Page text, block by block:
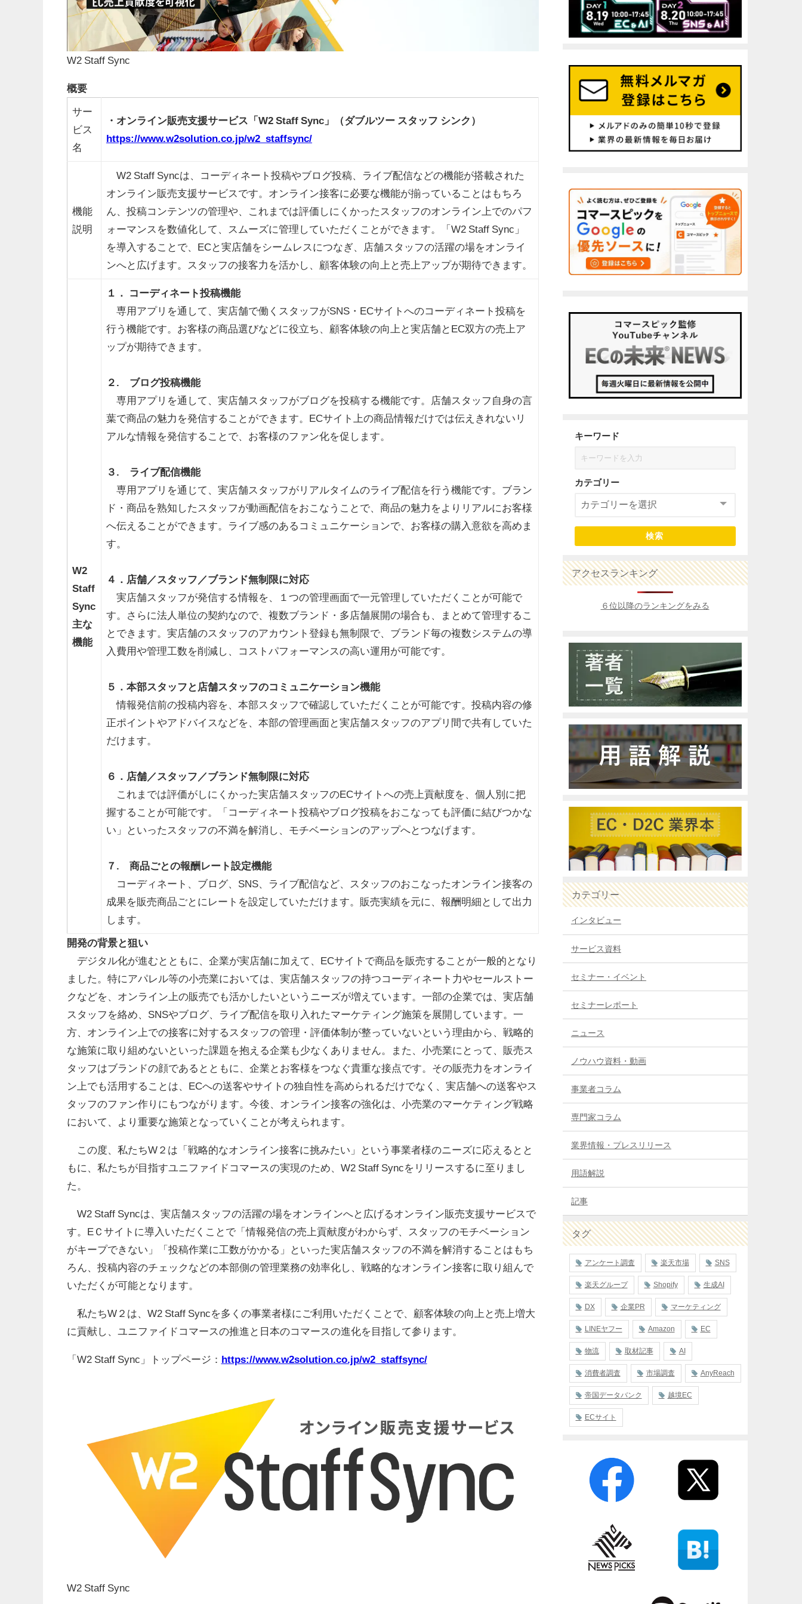
W2 Staff Sync
概要
サー
ビス
名
・オンライン販売支援サービス「W2 Staff Sync」（ダブルツー スタッフ シンク）
https://www.w2solution.co.jp/w2_staffsync/
機能
説明
W2 Staff Syncは、コーディネート投稿やブログ投稿、ライブ配信などの機能が搭載された
オンライン販売支援サービスです。オンライン接客に必要な機能が揃っていることはもちろ
ん、投稿コンテンツの管理や、これまでは評価しにくかったスタッフのオンライン上でのパフ
ォーマンスを数値化して、スムーズに管理していただくことができます。「W2 Staff Sync」
を導入することで、ECと実店舗をシームレスにつなぎ、店舗スタッフの活躍の場をオンライ
ンへと広げます。スタッフの接客力を活かし、顧客体験の向上と売上アップが期待できます。
W2
Staff
Sync
主な
機能
１． コーディネート投稿機能
専用アプリを通して、実店舗で働くスタッフがSNS・ECサイトへのコーディネート投稿を
行う機能です。お客様の商品選びなどに役立ち、顧客体験の向上と実店舗とEC双方の売上ア
ップが期待できます。
２. ブログ投稿機能
専用アプリを通して、実店舗スタッフがブログを投稿する機能です。店舗スタッフ自身の言
葉で商品の魅力を発信することができます。ECサイト上の商品情報だけでは伝えきれないリ
アルな情報を発信することで、お客様のファン化を促します。
３. ライブ配信機能
専用アプリを通じて、実店舗スタッフがリアルタイムのライブ配信を行う機能です。ブラン
ド・商品を熟知したスタッフが動画配信をおこなうことで、商品の魅力をよりリアルにお客様
へ伝えることができます。ライブ感のあるコミュニケーションで、お客様の購入意欲を高めま
す。
４．店舗／スタッフ／ブランド無制限に対応
実店舗スタッフが発信する情報を、１つの管理画面で一元管理していただくことが可能で
す。さらに法人単位の契約なので、複数ブランド・多店舗展開の場合も、まとめて管理するこ
とできます。実店舗のスタッフのアカウント登録も無制限で、ブランド毎の複数システムの導
入費用や管理工数を削減し、コストパフォーマンスの高い運用が可能です。
５．本部スタッフと店舗スタッフのコミュニケーション機能
情報発信前の投稿内容を、本部スタッフで確認していただくことが可能です。投稿内容の修
正ポイントやアドバイスなどを、本部の管理画面と実店舗スタッフのアプリ間で共有していた
だけます。
６．店舗／スタッフ／ブランド無制限に対応
これまでは評価がしにくかった実店舗スタッフのECサイトへの売上貢献度を、個人別に把
握することが可能です。「コーディネート投稿やブログ投稿をおこなっても評価に結びつかな
い」といったスタッフの不満を解消し、モチベーションのアップへとつなげます。
７. 商品ごとの報酬レート設定機能
コーディネート、ブログ、SNS、ライブ配信など、スタッフのおこなったオンライン接客の
成果を販売商品ごとにレートを設定していただけます。販売実績を元に、報酬明細として出力
します。
開発の背景と狙い
デジタル化が進むとともに、企業が実店舗に加えて、ECサイトで商品を販売することが一般的となり
ました。特にアパレル等の小売業においては、実店舗スタッフの持つコーディネート力やセールストー
クなどを、オンライン上の販売でも活かしたいというニーズが増えています。一部の企業では、実店舗
スタッフを絡め、SNSやブログ、ライブ配信を取り入れたマーケティング施策を展開しています。一
方、オンライン上での接客に対するスタッフの管理・評価体制が整っていないという理由から、戦略的
な施策に取り組めないといった課題を抱える企業も少なくありません。また、小売業にとって、販売ス
タッフはブランドの顔であるとともに、企業とお客様をつなぐ貴重な接点です。その販売力をオンライ
ン上でも活用することは、ECへの送客やサイトの独自性を高められるだけでなく、実店舗への送客やス
タッフのファン作りにもつながります。今後、オンライン接客の強化は、小売業のマーケティング戦略
において、より重要な施策となっていくことが考えられます。
この度、私たちW２は「戦略的なオンライン接客に挑みたい」という事業者様のニーズに応えるとと
もに、私たちが目指すユニファイドコマースの実現のため、W2 Staff Syncをリリースするに至りまし
た。
W2 Staff Syncは、実店舗スタッフの活躍の場をオンラインへと広げるオンライン販売支援サービスで
す。EＣサイトに導入いただくことで「情報発信の売上貢献度がわからず、スタッフのモチベーション
がキープできない」「投稿作業に工数がかかる」といった実店舗スタッフの不満を解消することはもち
ろん、投稿内容のチェックなどの本部側の管理業務の効率化し、戦略的なオンライン接客に取り組んで
いただくが可能となります。
私たちW２は、W2 Staff Syncを多くの事業者様にご利用いただくことで、顧客体験の向上と売上増大
に貢献し、ユニファイドコマースの推進と日本のコマースの進化を目指して参ります。
「W2 Staff Sync」トップページ： https://www.w2solution.co.jp/w2_staffsync/
W2 Staff Sync
キーワード
カテゴリー
検索
アクセスランキング
６位以降のランキングをみる
カテゴリー
インタビュー
サービス資料
セミナー・イベント
セミナーレポート
ニュース
ノウハウ資料・動画
事業者コラム
専門家コラム
業界情報・プレスリリース
用語解説
記事
タグ
アンケート調査 楽天市場 SNS
楽天グループ Shopify 生成AI
DX 企業PR マーケティング
LINEヤフー Amazon EC
物流 取材記事 AI
消費者調査 市場調査 AnyReach
帝国データバンク 越境EC
ECサイト